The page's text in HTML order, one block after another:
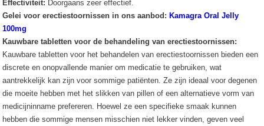
Effectiviteit: Doorgaans zeer effectief.
Gelei voor erectiestoornissen in ons aanbod: Kamagra Oral Jelly
100mg
Kauwbare tabletten voor de behandeling van erectiestoornissen:
Kauwbare tabletten voor het behandelen van erectiestoornissen bieden een
discrete en onopvallende manier om medicatie te gebruiken, wat
aantrekkelijk kan zijn voor sommige patiënten. Ze zijn ideaal voor degenen
die moeite hebben met het slikken van pillen of een alternatieve vorm van
medicijninname prefereren. Hoewel ze een specifieke smaak kunnen
hebben die sommige mensen misschien niet lekker vinden, geven veel